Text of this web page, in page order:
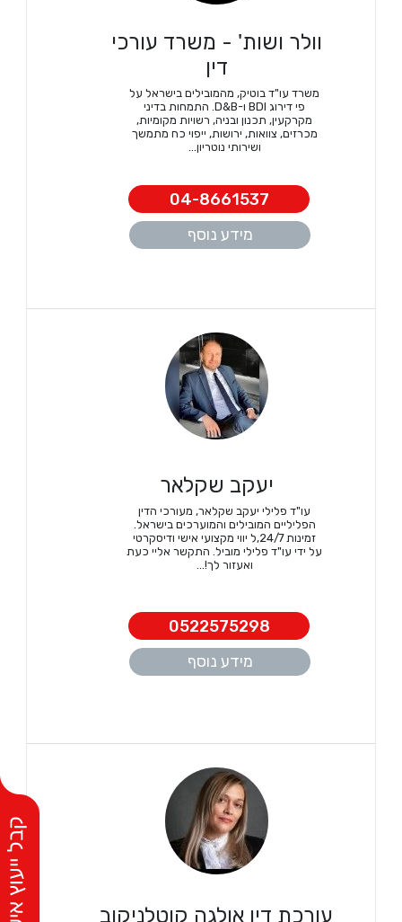
וולר ושות' - משרד עורכי
דין
משרד עו"ד בוטיק, מהמובילים בישראל על
פי דירוג BDI ו-D&B. התמחות בדיני
מקרקעין, תכנון ובניה, רשויות מקומיות,
מכרזים, צוואות, ירושות, ייפוי כח מתמשך
ושירותי נוטריון...
04-8661537
מידע נוסף
יעקב שקלאר
עו"ד פלילי יעקב שקלאר, מעורכי הדין
הפליליים המובילים והמוערכים בישראל.
זמינות 24/7,ל יווי מקצועי אישי ודיסקרטי
על ידי עו"ד פלילי מוביל. התקשר אליי כעת
ואעזור לך!...
0522575298
מידע נוסף
עורכת דין אולגה קוטלניקוב